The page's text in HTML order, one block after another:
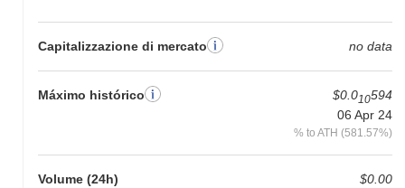
Capitalizzazione di mercato no data
Máximo histórico $0.010594
06 Apr 24
% to ATH (581.57%)
Volume (24h) $0.00